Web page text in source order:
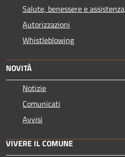
Salute, benessere e assistenza
Autorizzazioni
Whistleblowing
NOVITÀ
Notizie
Comunicati
Avvisi
VIVERE IL COMUNE